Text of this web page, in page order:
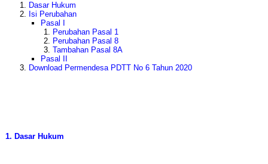
Dasar Hukum
Isi Perubahan
Pasal I
Perubahan Pasal 1
Perubahan Pasal 8
Tambahan Pasal 8A
Pasal II
Download Permendesa PDTT No 6 Tahun 2020
1. Dasar Hukum